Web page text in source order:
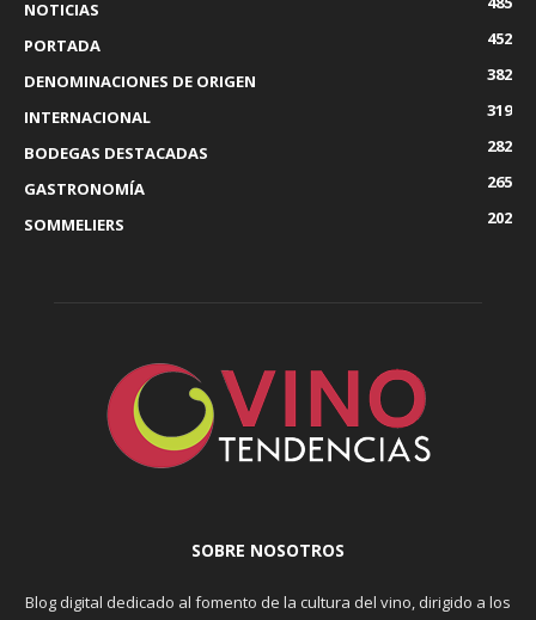
NOTICIAS
PORTADA
452
DENOMINACIONES DE ORIGEN
382
INTERNACIONAL
319
BODEGAS DESTACADAS
282
GASTRONOMÍA
265
SOMMELIERS
202
SOBRE NOSOTROS
Blog digital dedicado al fomento de la cultura del vino, dirigido a los